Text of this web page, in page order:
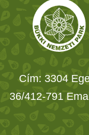
Cím: 3304
36/412-791